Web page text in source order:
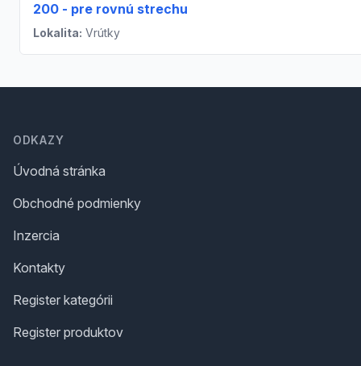
200 - pre rovnú strechu
Lokalita: Vrútky
ODKAZY
Úvodná stránka
Obchodné podmienky
Inzercia
Kontakty
Register kategórii
Register produktov